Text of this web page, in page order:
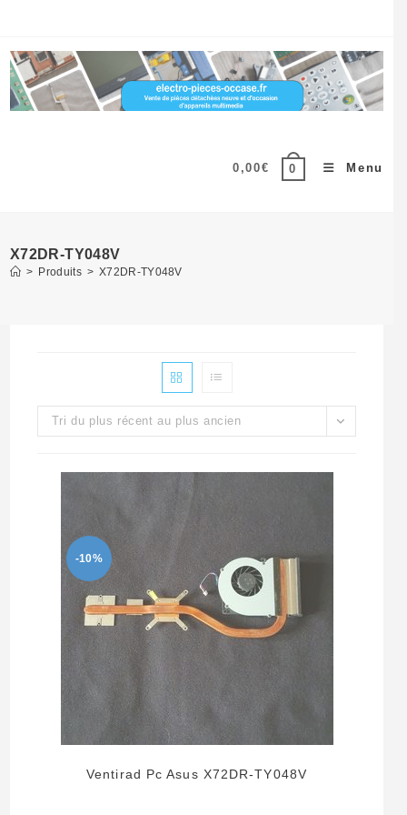
content
0,00€ 0 Menu
X72DR-TY048V
> Produits > X72DR-TY048V
Tri du plus récent au plus ancien
-10%
Ventirad Pc Asus X72DR-TY048V